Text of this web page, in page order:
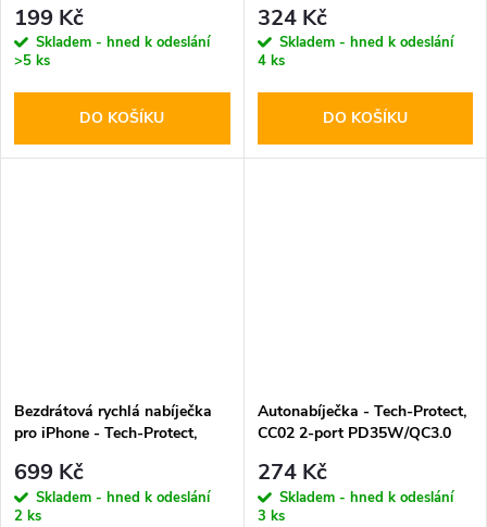
199 Kč
Skladem - hned k odeslání
>5 ks
DO KOŠÍKU
324 Kč
Skladem - hned k odeslání
4 ks
DO KOŠÍKU
Bezdrátová rychlá nabíječka
pro iPhone - Tech-Protect,
Wireless Charger Black
699 Kč
Skladem - hned k odeslání
2 ks
Autonabíječka - Tech-Protect,
CC02 2-port PD35W/QC3.0
274 Kč
Skladem - hned k odeslání
3 ks